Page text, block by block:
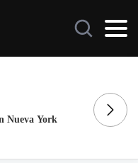
e irregularidades